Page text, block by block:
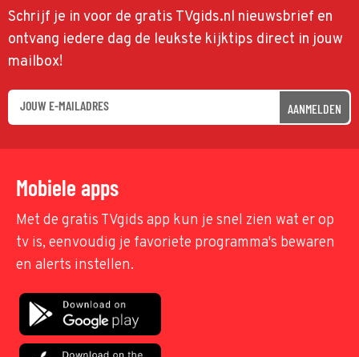
Schrijf je in voor de gratis TVgids.nl nieuwsbrief en
ontvang iedere dag de leukste kijktips direct in jouw
mailbox!
AANMELDEN
Mobiele apps
Met de gratis TVgids app kun je snel zien wat er op
tv is, eenvoudig je favoriete programma's bewaren
en alerts instellen.